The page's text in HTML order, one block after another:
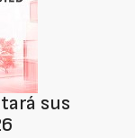
sus